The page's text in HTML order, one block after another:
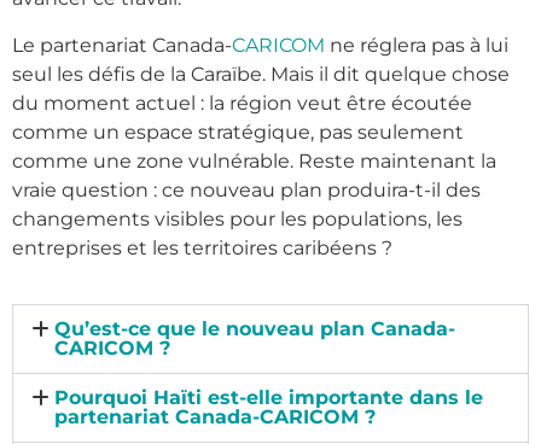
Le partenariat Canada-CARICOM ne réglera pas à lui
seul les défis de la Caraïbe. Mais il dit quelque chose
du moment actuel : la région veut être écoutée
comme un espace stratégique, pas seulement
comme une zone vulnérable. Reste maintenant la
vraie question : ce nouveau plan produira-t-il des
changements visibles pour les populations, les
entreprises et les territoires caribéens ?
Qu’est-ce que le nouveau plan Canada-
CARICOM ?
Pourquoi Haïti est-elle importante dans le
partenariat Canada-CARICOM ?